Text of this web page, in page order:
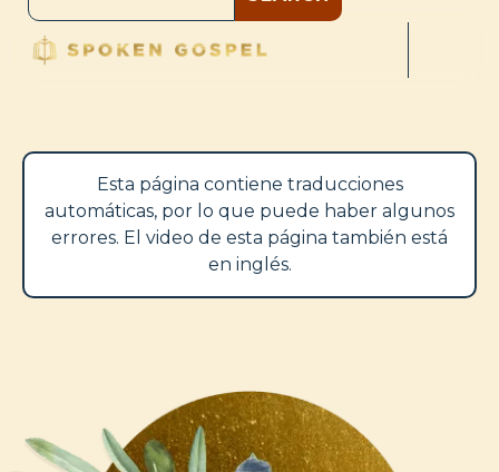
Esta página contiene traducciones
automáticas, por lo que puede haber algunos
errores. El video de esta página también está
en inglés.